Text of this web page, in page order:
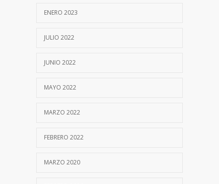
ENERO 2023
JULIO 2022
JUNIO 2022
MAYO 2022
MARZO 2022
FEBRERO 2022
MARZO 2020